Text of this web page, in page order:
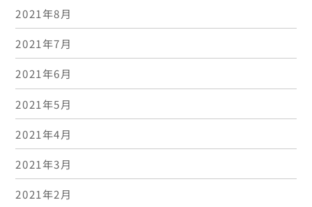
2021年8月
2021年7月
2021年6月
2021年5月
2021年4月
2021年3月
2021年2月